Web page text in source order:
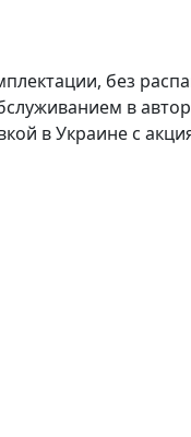
без
в
в Украине с